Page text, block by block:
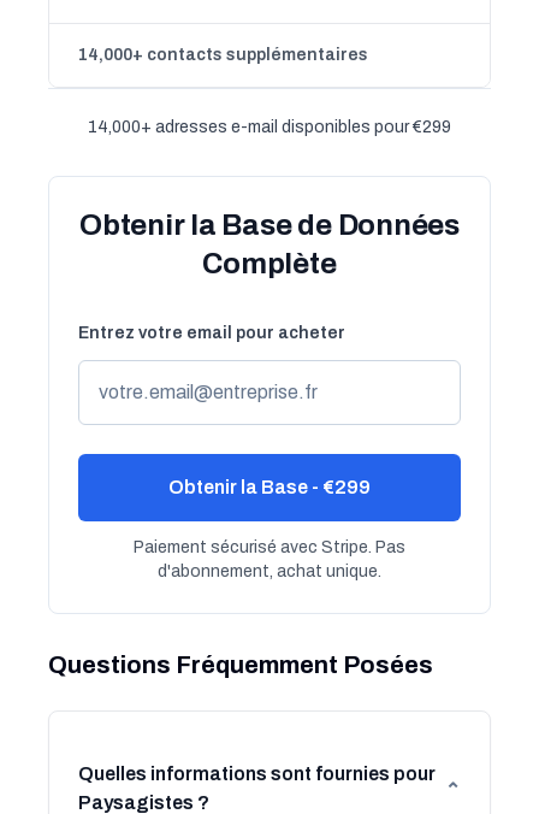
14,000+ contacts supplémentaires
14,000+ adresses e-mail disponibles pour €299
Obtenir la Base de Données
Complète
Entrez votre email pour acheter
Obtenir la Base - €299
Paiement sécurisé avec Stripe. Pas
d'abonnement, achat unique.
Questions Fréquemment Posées
Quelles informations sont fournies pour
Paysagistes ?
⌄